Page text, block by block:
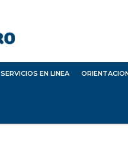
SERVICIOS EN LINEA